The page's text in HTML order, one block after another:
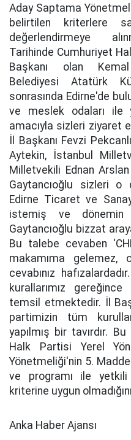
Aday Saptama
belirtilen kriterlere
değerlendirmeye
Tarihinde Cumhuriyet
Başkanı olan Kemal
Belediyesi Atatürk
sonrasında Edirne'de
ve meslek odaları ile
amacıyla sizleri ziyaret
İl Başkanı Fevzi
Aytekin, İstanbul
Milletvekili Ednan
Gaytancıoğlu sizleri o
Edirne Ticaret ve
istemiş ve dönemin
Gaytancıoğlu bizzat
Bu talebe cevaben
makamıma gelemez,
cevabınız
kurallarımız
temsil etmektedir. İl
partimizin tüm
yapılmış bir tavırdır.
Halk Partisi Yerel
Yönetmeliği'nin 5.
ve programı ile yetkili
kriterine uygun
Anka Haber Ajansı